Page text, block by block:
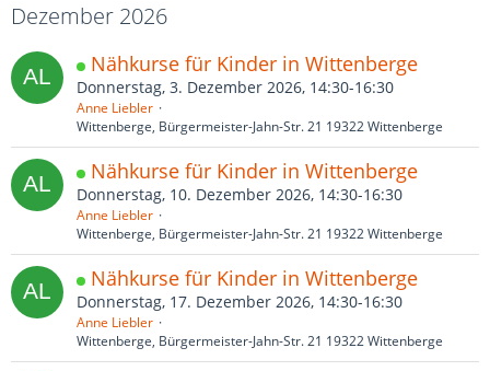
Dezember 2026
Nähkurse für Kinder in Wittenberge
Donnerstag, 3. Dezember 2026, 14:30-16:30
Anne Liebler
Wittenberge, Bürgermeister-Jahn-Str. 21 19322 Wittenberge
Nähkurse für Kinder in Wittenberge
Donnerstag, 10. Dezember 2026, 14:30-16:30
Anne Liebler
Wittenberge, Bürgermeister-Jahn-Str. 21 19322 Wittenberge
Nähkurse für Kinder in Wittenberge
Donnerstag, 17. Dezember 2026, 14:30-16:30
Anne Liebler
Wittenberge, Bürgermeister-Jahn-Str. 21 19322 Wittenberge